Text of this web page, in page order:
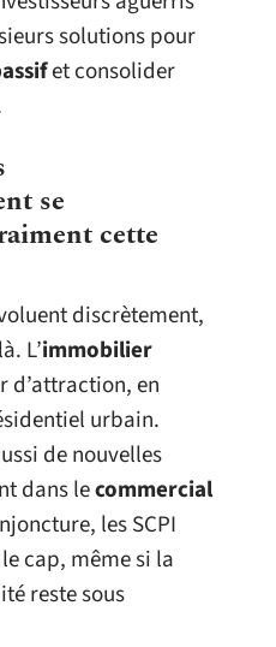
solutions pour
et consolider
se
cette
discrètement,
L’immobilier
d’attraction, en
urbain.
de nouvelles
dans lecommercial
les SCPI
cap, même si la
reste sous